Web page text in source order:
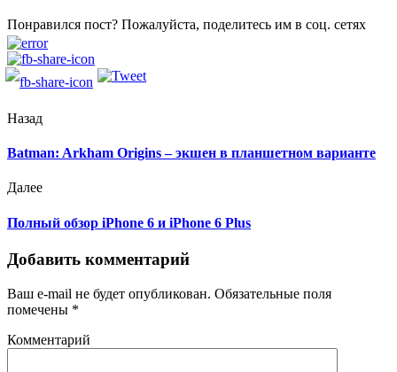
Понравился пост? Пожалуйста, поделитесь им в соц. сетях
Назад
Batman: Arkham Origins – экшен в планшетном варианте
Далее
Полный обзор iPhone 6 и iPhone 6 Plus
Добавить комментарий
Ваш e-mail не будет опубликован. Обязательные поля
помечены *
Комментарий